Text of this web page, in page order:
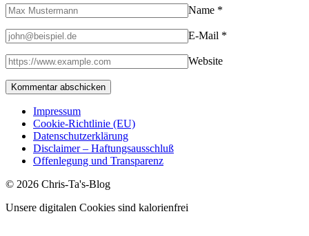
Name *
E-Mail *
Website
Impressum
Cookie-Richtlinie (EU)
Datenschutzerklärung
Disclaimer – Haftungsausschluß
Offenlegung und Transparenz
© 2026 Chris-Ta's-Blog
Unsere digitalen Cookies sind kalorienfrei